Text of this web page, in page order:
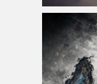
仙侠凌仙 紫